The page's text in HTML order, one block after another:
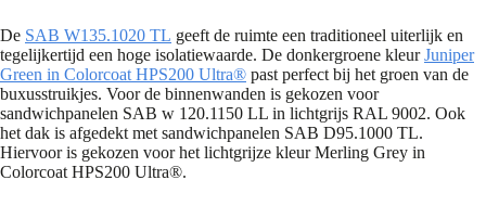
De SAB W135.1020 TL geeft de ruimte een traditioneel uiterlijk en
tegelijkertijd een hoge isolatiewaarde. De donkergroene kleurJuniper
Green in Colorcoat HPS200 Ultra® past perfect bij het groen van de
buxusstruikjes. Voor de binnenwanden is gekozen voor
sandwichpanelen SAB w 120.1150 LL in lichtgrijs RAL 9002. Ook
het dak is afgedekt met sandwichpanelen SAB D95.1000 TL.
Hiervoor is gekozen voor het lichtgrijze kleur Merling Grey in
Colorcoat HPS200 Ultra®.